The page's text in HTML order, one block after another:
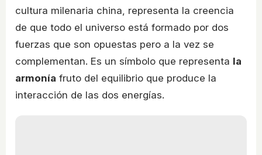
cultura milenaria china, representa la creencia
de que todo el universo está formado por dos
fuerzas que son opuestas pero a la vez se
complementan. Es un símbolo que representa la
armonía fruto del equilibrio que produce la
interacción de las dos energías.